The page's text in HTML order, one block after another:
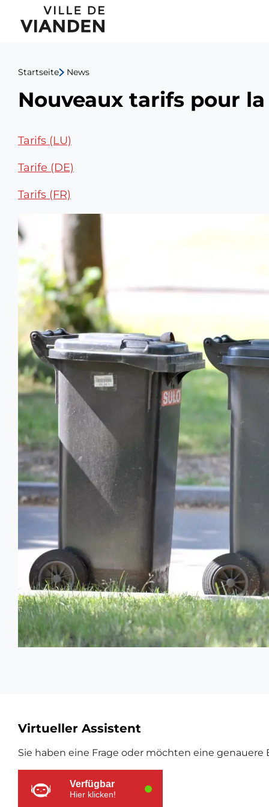
Nouveaux
tarifs
pour
la
des
déchets
ménagers
Hauptnavigationsmenü
Startseite News
Nouveaux tarifs pour
Tarifs (LU)
Tarife (DE)
Tarifs (FR)
Zusätzliche
Ressourcen
Virtueller Assistent
Sie haben eine Frage oder möchten eine
Verfügbar
Hier klicken!